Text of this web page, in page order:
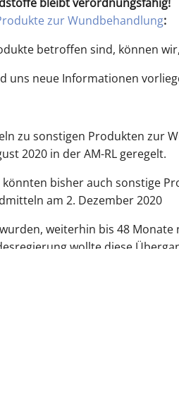
zur Wundbehandlung:
betroffen sind, können
uns neue Informationen
zu sonstigen Produkten zur
2020 in der AM-RL geregelt.
bisher auch sonstige
am 2. Dezember 2020
weiterhin bis 48
wollte diese